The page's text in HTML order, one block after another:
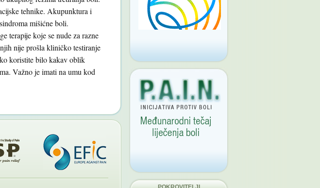
tehnike. Akupunktura i
mišićne boli.
terapije koje se nude za razne
nije prošla kliničko testiranje
koristite bilo kakav oblik
Važno je imati na umu kod